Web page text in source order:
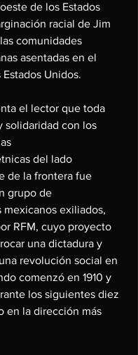
de los Estados
racial de Jim
comunidades
asentadas en el
Unidos.
el lector que toda
solidaridad con los
del lado
de la frontera fue
grupo de
mexicanos exiliados,
RFM, cuyo proyecto
una dictadura y
revolución social en
comenzó en 1910 y
los siguientes diez
en la dirección más